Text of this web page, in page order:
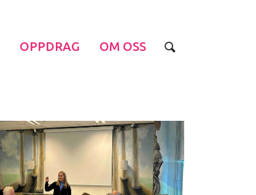
OPPDRAG OM OSS